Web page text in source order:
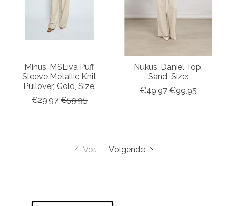
Minus, MSLiva Puff
Sleeve Metallic Knit
Pullover, Gold, Size:
€29,97 €59,95
Nukus, Daniel Top,
Sand, Size:
€49,97 €99,95
Vor. Volgende